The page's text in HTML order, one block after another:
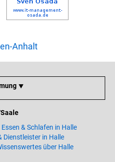
Anhalt
⯆
Essen & Schlafen in Halle
Dienstleister in Halle
über Halle